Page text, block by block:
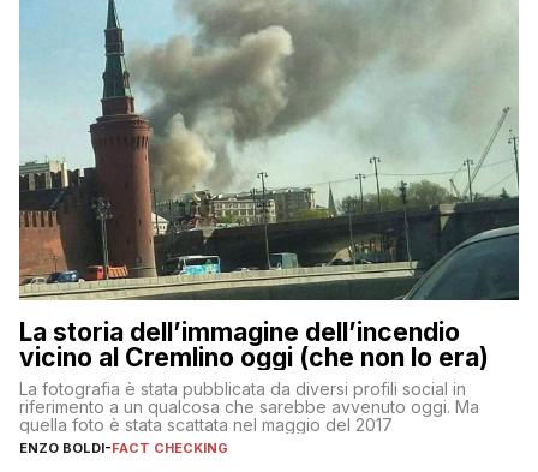
La storia dell’immagine dell’incendio
vicino al Cremlino oggi (che non lo era)
La fotografia è stata pubblicata da diversi profili social in
riferimento a un qualcosa che sarebbe avvenuto oggi. Ma
quella foto è stata scattata nel maggio del 2017
ENZO BOLDI-FACT CHECKING